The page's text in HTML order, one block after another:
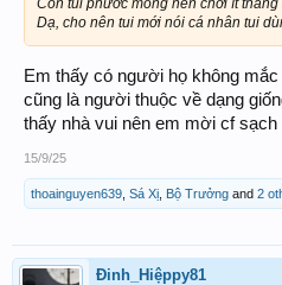
Còn tui phước mỏng nên chơi ít
Dạ, cho nên tui mới nói cá nhân tui
Em thấy có người họ không
cũng là người thuộc về dạng
thấy nhà vui nên em mời cf sạch
15/9/25
thoainguyen639 Sá Xị Bộ Trưởng and 2
Đinh_Hiệppy81